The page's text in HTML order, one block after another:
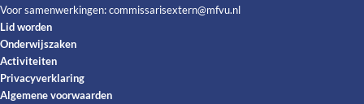
Voor samenwerkingen:commissarisextern@mfvu.nl
Lid worden
Onderwijszaken
Activiteiten
Privacyverklaring
Algemene voorwaarden